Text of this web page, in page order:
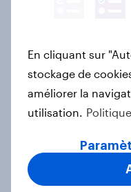
Logo et
Olympiques
pensent les
En cliquant sur
stockage de
améliorer la
utilisation.